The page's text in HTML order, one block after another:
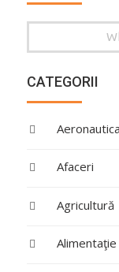
for:
CATEGORII
Aeronautica
Afaceri
Agricultură
Alimentaţie